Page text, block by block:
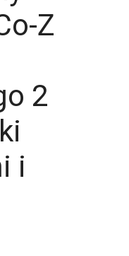
Z
2
i